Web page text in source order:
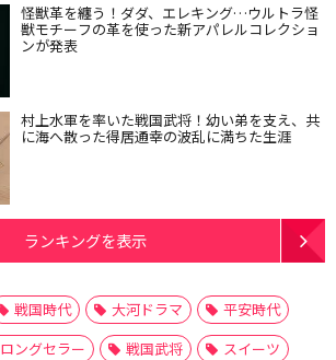
怪獣革を纏う！ダダ、エレキング…ウルトラ怪
獣モチーフの革を使った新アパレルコレクショ
ンが発表
村上水軍を率いた戦国武将！幼い弟を支え、共
に海へ散った得居通幸の波乱に満ちた生涯
ランキングを表示
戦国時代 大河ドラマ
平安時代
ロングセラー 戦国武将
スイーツ